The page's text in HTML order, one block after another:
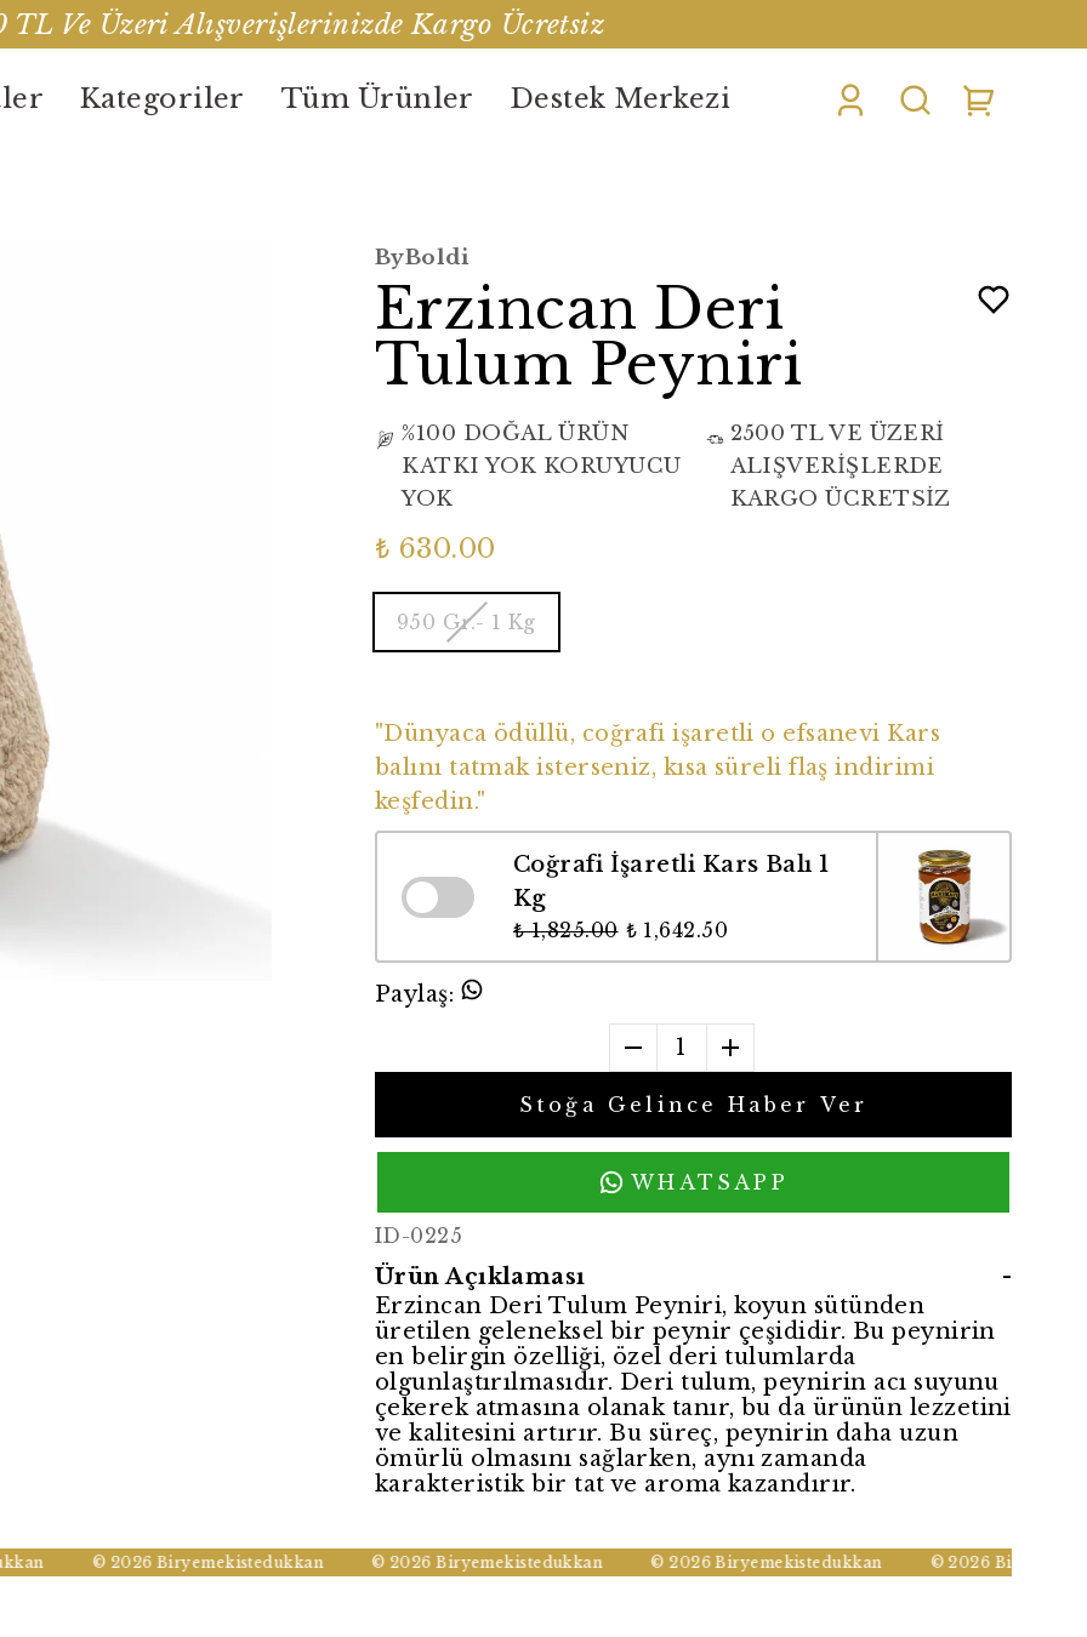
TL Ve Üzeri Alışverişlerinizde Kargo Ücretsiz
Kategoriler Tüm Ürünler Destek Merkezi
ByBoldi
Erzincan Deri
Tulum Peyniri
%100 DOĞAL ÜRÜN
KATKI YOK KORUYUCU
YOK
2500 TL VE ÜZERİ
ALIŞVERİŞLERDE
KARGO ÜCRETSİZ
₺ 630.00
950 Gr.- 1 Kg
"Dünyaca ödüllü, coğrafi işaretli o efsanevi Kars
balını tatmak isterseniz, kısa süreli flaş indirimi
keşfedin."
Coğrafi İşaretli Kars Balı 1
Kg
₺ 1,825.00 ₺ 1,642.50
Paylaş:
1
Stoğa Gelince Haber Ver
WHATSAPP
ID-0225
Ürün Açıklaması
-
Erzincan Deri Tulum Peyniri, koyun sütünden
üretilen geleneksel bir peynir çeşididir. Bu peynirin
en belirgin özelliği, özel deri tulumlarda
olgunlaştırılmasıdır. Deri tulum, peynirin acı suyunu
çekerek atmasına olanak tanır, bu da ürünün lezzetini
ve kalitesini artırır. Bu süreç, peynirin daha uzun
ömürlü olmasını sağlarken, aynı zamanda
karakteristik bir tat ve aroma kazandırır.
© 2026 Biryemekistedukkan © 2026 Biryemekistedukkan © 2026 Biryemekistedukkan © 2026